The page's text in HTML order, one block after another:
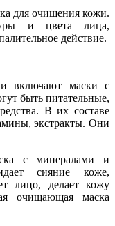
для очищения кожи.
и цвета лица,
действие.
включают маски с
быть питательные,
В их составе
экстракты. Они
с минералами и
сияние коже,
лицо, делает кожу
очищающая маска